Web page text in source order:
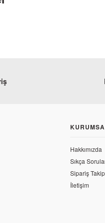
252,00
Hakkımızda
Sıkça
Sipariş Takip
İletişim